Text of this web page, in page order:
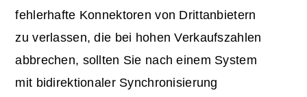
fehlerhafte Konnektoren von Drittanbietern
zu verlassen, die bei hohen Verkaufszahlen
abbrechen, sollten Sie nach einem System
mit bidirektionaler Synchronisierung